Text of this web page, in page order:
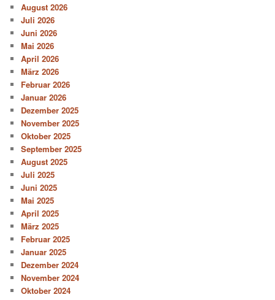
August 2026
Juli 2026
Juni 2026
Mai 2026
April 2026
März 2026
Februar 2026
Januar 2026
Dezember 2025
November 2025
Oktober 2025
September 2025
August 2025
Juli 2025
Juni 2025
Mai 2025
April 2025
März 2025
Februar 2025
Januar 2025
Dezember 2024
November 2024
Oktober 2024